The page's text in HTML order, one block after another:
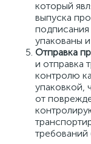
который
выпуска
подписания
упакованы
Отправка
и отправка
контролю
упаковкой,
от
требований